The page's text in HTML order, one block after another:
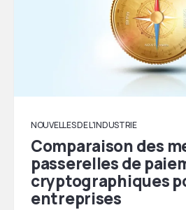
NOUVELLES DE L'INDUSTRIE
Comparaison des
passerelles de
cryptographiques
entreprises